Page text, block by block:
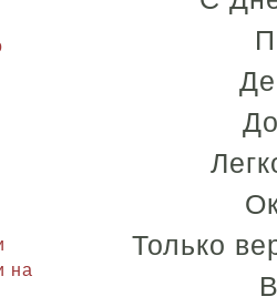
на
Только